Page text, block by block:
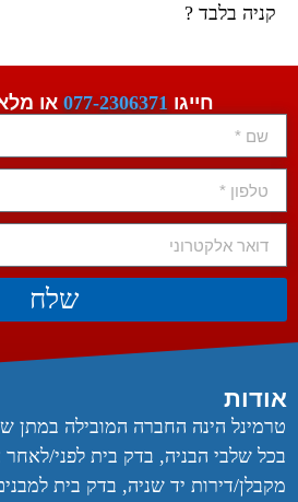
קניה בלבד ?
חייגו 077-2306371 או
שלח
אודות
טרמינל הינה החברה המובילה במתן
בכל שלבי הבניה, בדק בית לפני/
מקבלן/דירות יד שניה, בדק בית